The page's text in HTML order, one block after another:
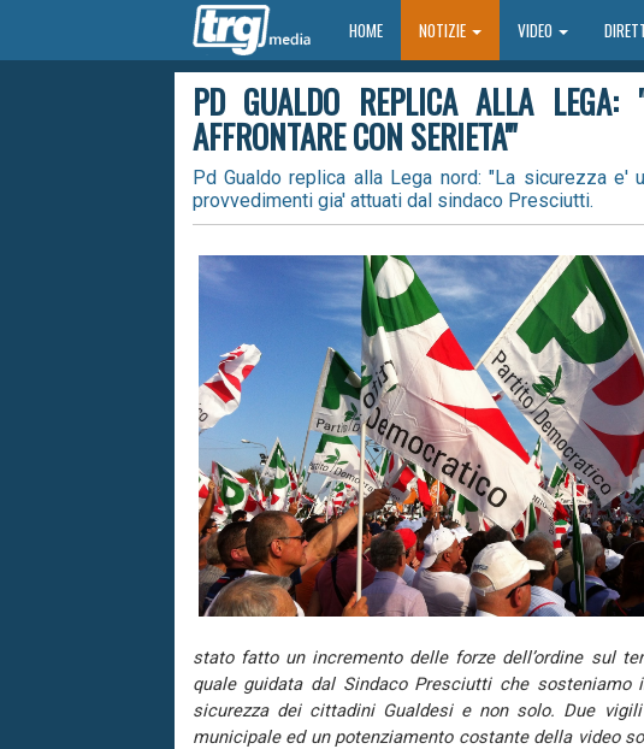
HOMEHOME NOTIZIE VIDEO
PD GUALDO REPLICA ALLA
AFFRONTARE CON SERIETA'"
Pd Gualdo replica alla Lega nord: "La sicurezza e'
provvedimenti gia' attuati dal sindaco Presciutti.
stato fatto un incremento delle forze dell’ordine sul
quale guidata dal Sindaco Presciutti che
sicurezza dei cittadini Gualdesi e non solo. Due
municipale ed un potenziamento costante della video